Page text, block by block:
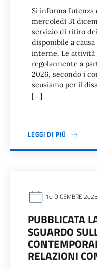
Si informa
mercoledì 31
servizio di ritiro
disponibile a
interne. Le
regolarmente a
2026, secondo i
scusiamo per il
[…]
LEGGI DI PIÙ
10 DICEMBRE 2025
PUBBLICATA
SGUARDO
RELAZIONI